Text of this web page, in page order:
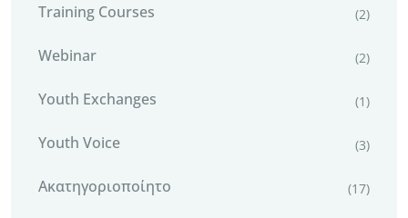
Training Courses (2)
Webinar (2)
Youth Exchanges (1)
Youth Voice (3)
Ακατηγοριοποίητο (17)